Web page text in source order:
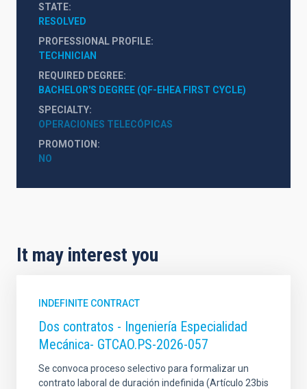
STATE
RESOLVED
PROFESSIONAL PROFILE
TECHNICIAN
REQUIRED DEGREE
BACHELOR'S DEGREE (QF-EHEA FIRST CYCLE)
SPECIALTY
OPERACIONES TELECÓPICAS
PROMOTION
NO
It may interest you
INDEFINITE CONTRACT
Dos contratos - Ingeniería Especialidad
Mecánica- GTCAO.PS-2026-057
Se convoca proceso selectivo para formalizar un
contrato laboral de duración indefinida (Artículo 23bis